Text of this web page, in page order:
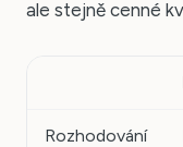
ale stejně cenné
Rozhodování